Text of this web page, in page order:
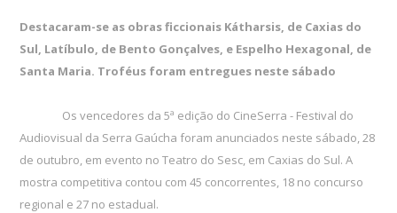
Destacaram-se as obras ficcionais Kátharsis, de Caxias do
Sul, Latíbulo, de Bento Gonçalves, e Espelho Hexagonal, de
Santa Maria. Troféus foram entregues neste sábado
Os vencedores da 5ª edição do CineSerra - Festival do
Audiovisual da Serra Gaúcha foram anunciados neste sábado, 28
de outubro, em evento no Teatro do Sesc, em Caxias do Sul. A
mostra competitiva contou com 45 concorrentes, 18 no concurso
regional e 27 no estadual.